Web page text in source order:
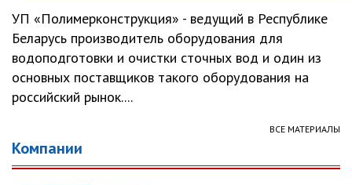
УП «Полимерконструкция» - ведущий в Республике
Беларусь производитель оборудования для
водоподготовки и очистки сточных вод и один из
основных поставщиков такого оборудования на
российский рынок....
ВСЕ МАТЕРИАЛЫ
Компании